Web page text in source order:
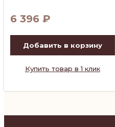
6 396 ₽
Добавить в корзину
Купить товар в 1 клик